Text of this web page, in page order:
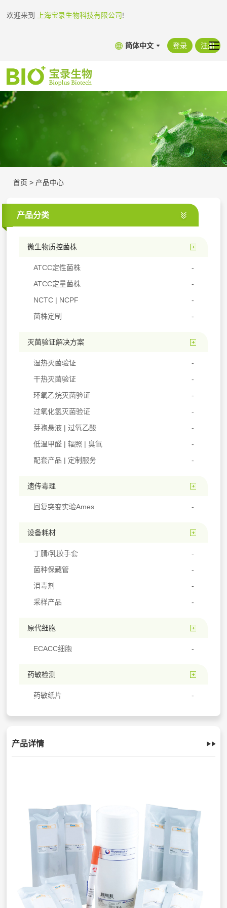
欢迎来到 上海宝录生物科技有限公司!
简体中文 登录 注册
首页 > 产品中心
产品分类
微生物质控菌株
ATCC定性菌株
ATCC定量菌株
NCTC | NCPF
菌株定制
灭菌验证解决方案
湿热灭菌验证
干热灭菌验证
环氧乙烷灭菌验证
过氧化氢灭菌验证
芽孢悬液 | 过氧乙酸
低温甲醛 | 辐照 | 臭氧
配套产品 | 定制服务
遗传毒理
回复突变实验Ames
设备耗材
丁腈/乳胶手套
菌种保藏管
消毒剂
采样产品
原代细胞
ECACC细胞
药敏检测
药敏纸片
产品详情